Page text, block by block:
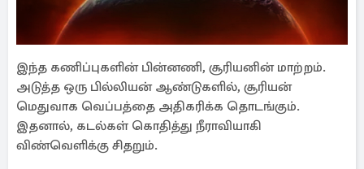
இந்த கணிப்புகளின் பின்னணி, சூரியனின் மாற்றம்.
அடுத்த ஒரு பில்லியன் ஆண்டுகளில், சூரியன்
மெதுவாக வெப்பத்தை அதிகரிக்க தொடங்கும்.
இதனால், கடல்கள் கொதித்து நீராவியாகி
விண்வெளிக்கு சிதறும்.